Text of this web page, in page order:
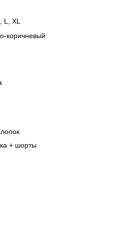
L, XL
коричневый
+ шорты